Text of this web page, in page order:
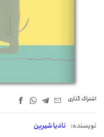
اشتراک‌ گذاری
نويسنده: نادیا شیرین